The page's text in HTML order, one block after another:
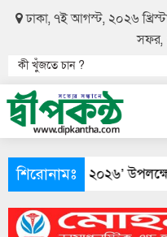
ঢাকা, ৭ই আগস্ট, ২০২৬
সফর,
শিরোনামঃ
শুমারি ২০২৬’ উপলক্ষে